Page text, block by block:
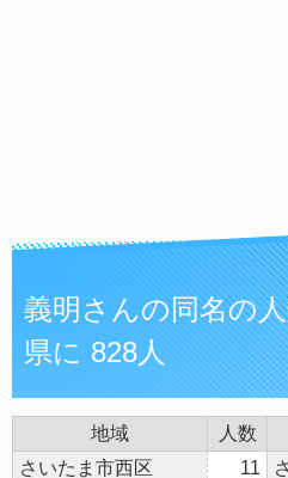
義明さんの同名の
県に 828人
地域 人数
さいたま市西区
11